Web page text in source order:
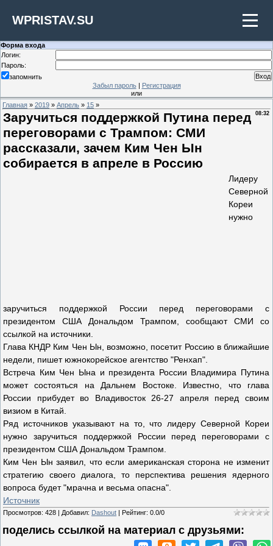
WPRISTAV.SU
Форма входа
Логин:
Пароль:
запомнить
Забыл пароль| Регистрация
или
Главная » 2019 » Апрель » 15 »
08:32
Заручиться поддержкой Путина перед
переговорами с Трампом: СМИ
рассказали, зачем Ким Чен Ын
собирается в апреле в Россию
Лидеру
Северной
Кореи
нужно
заручиться поддержкой России перед переговорами с
президентом США Дональдом Трампом, сообщают СМИ со
ссылкой на источники.
Глава КНДР Ким Чен Ын, возможно, посетит Россию в ближайшие
недели, пишет южнокорейское агентство "Ренхап".
Встреча Ким Чен Ына и президента России Владимира Путина
может состояться на Дальнем Востоке. Известно, что глава
России прибудет во Владивосток 26-27 апреля перед своим
визиом в Китай.
Ряд источников указывают на то, что лидеру Северной Кореи
нужно заручиться поддержкой России перед переговорами с
президентом США Дональдом Трампом.
Ким Чен Ын заявил, что если американская сторона не изменит
стратегию своего диалога, то перспектива решения ядерного
вопроса будет "мрачна и весьма опасна".
Источник
Просмотров: 428 | Добавил: Dashout | Рейтинг: 0.0/0
поделись ссылкой на материал c друзьями: